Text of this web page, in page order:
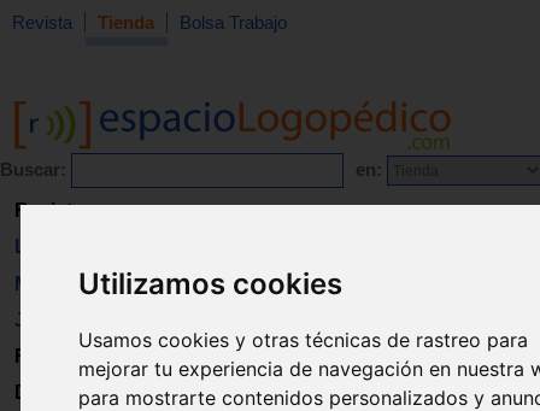
Utilizamos cookies
Usamos cookies y otras técnicas de rastreo para
mejorar tu experiencia de navegación en nuestra
para mostrarte contenidos personalizados y
Revista Tienda Bolsa Trabajo
Buscar: en:
Revista
Libros
Material
Juguetes
Formación
Directorio